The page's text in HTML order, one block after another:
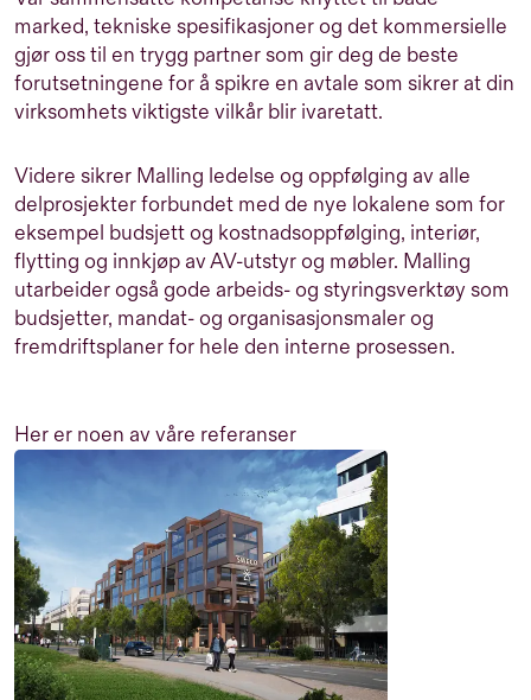
marked, tekniske spesifikasjoner og det kommersielle
gjør oss til en trygg partner som gir deg de beste
forutsetningene for å spikre en avtale som sikrer at din
virksomhets viktigste vilkår blir ivaretatt.
Videre sikrer Malling ledelse og oppfølging av alle
delprosjekter forbundet med de nye lokalene som for
eksempel budsjett og kostnadsoppfølging, interiør,
flytting og innkjøp av AV-utstyr og møbler. Malling
utarbeider også gode arbeids- og styringsverktøy som
budsjetter, mandat- og organisasjonsmaler og
fremdriftsplaner for hele den interne prosessen.
Her er noen av våre referanser